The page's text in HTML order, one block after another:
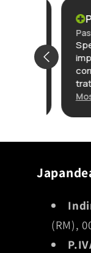
Past
sua
(RM),